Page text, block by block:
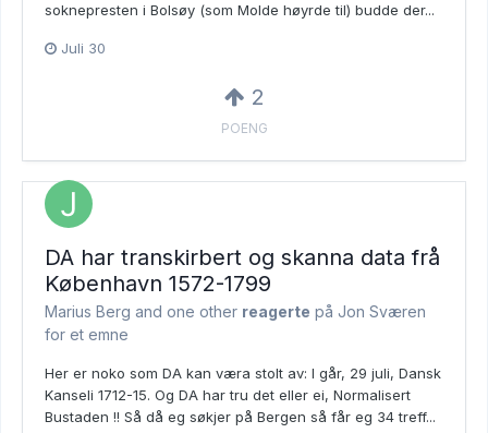
soknepresten i Bolsøy (som Molde høyrde til) budde der...
Juli 30
2
POENG
DA har transkirbert og skanna data frå
København 1572-1799
Marius Berg and one other reagerte på Jon Sværen
for et emne
Her er noko som DA kan væra stolt av: I går, 29 juli, Dansk
Kanseli 1712-15. Og DA har tru det eller ei, Normalisert
Bustaden !! Så då eg søkjer på Bergen så får eg 34 treff...